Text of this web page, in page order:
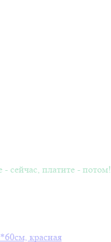
- сейчас, платите - потом!
красная